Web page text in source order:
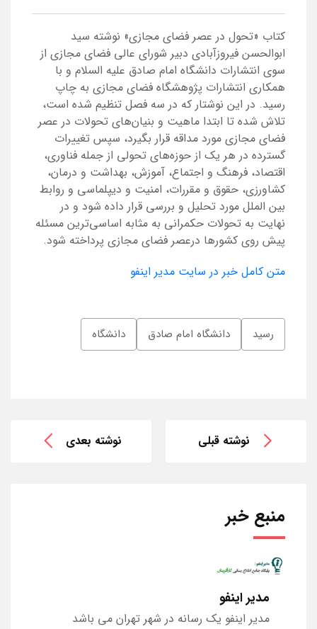
کتاب «تحول در عصر فضای مجازی» نوشته سید
ابوالحسن فیروزآبادی دبیر شورای عالی فضای مجازی از
سوی انتشارات دانشگاه امام صادق علیه السلام و با
همکاری انتشارات پژوهشگاه فضای مجازی به چاپ
رسید. در این نوشتار که در سه فصل تنظیم شده است،
تلاش شده تا ابتدا ماهیت و بنیان‌های تحولات در عصر
فضای مجازی مورد مداقه قرار بگیرد، سپس تغییرات
گسترده در هر یک از حوزه‌های تحولی از جمله فناوری،
اقتصاد، فرهنگ و اجتماع، آموزش، بهداشت و درمان،
کشاورزی، حقوق و مقررات، امنیت و دیپلماسی و روابط
بین الملل مورد تحلیل و بررسی قرار داده شود و در
نهایت به تحولات حکمرانی به مثابه اساسی‌ترین مسئله
پیش روی کشورها درعصر فضای مجازی پرداخته شود.
متن کامل خبر در سایت مدیر اینفو
رسید دانشگاه امام صادق دانشگاه
نوشته قبلی نوشته بعدی
منبع خبر
مدیر اینفو
مدیر اینفو یک رسانه در شهر تهران می باشد